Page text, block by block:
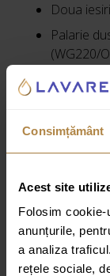
Consimțământ
Acest site
Folosim
anunțurile,
a analiza
rețele sociale,
Doua
Palarie
(WG220/
Debit:
Brat de
Lungime:
Racord
Para de
3 functii,